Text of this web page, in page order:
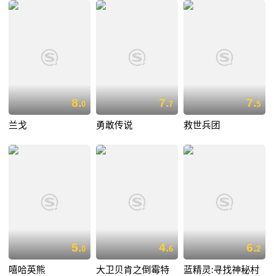
8.0
兰戈
7.7
勇敢传说
7.5
救世兵团
5.0
嘻哈英熊
4.6
大卫贝肯之倒霉特
6.2
蓝精灵:寻找神秘村